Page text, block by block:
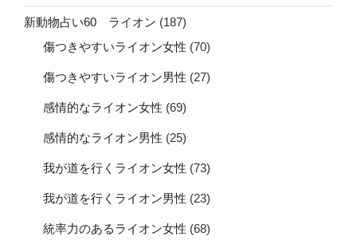
新動物占い60 ライオン (187)
傷つきやすいライオン女性 (70)
傷つきやすいライオン男性 (27)
感情的なライオン女性 (69)
感情的なライオン男性 (25)
我が道を行くライオン女性 (73)
我が道を行くライオン男性 (23)
統率力のあるライオン女性 (68)